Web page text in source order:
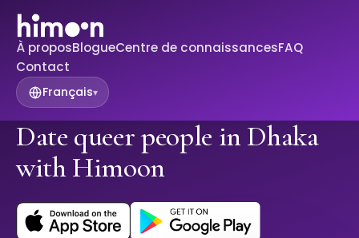
À proposBlogueCentre de connaissancesFAQ
Contact
Français▾
Date queer people in Dhaka
with Himoon